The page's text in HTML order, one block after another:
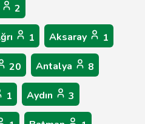
2
1 Aksaray 1
20 Antalya 8
1 Aydın 3